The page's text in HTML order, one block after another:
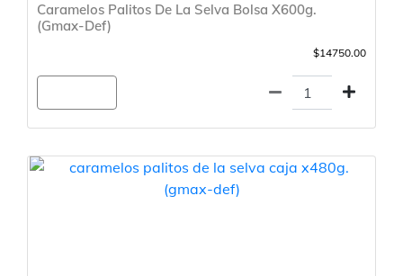
Caramelos Palitos De La Selva Bolsa X600g.
(Gmax-Def)
$14750.00